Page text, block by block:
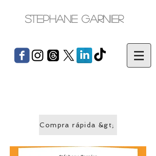
Stephane Garnier
Compra rápida &gt;